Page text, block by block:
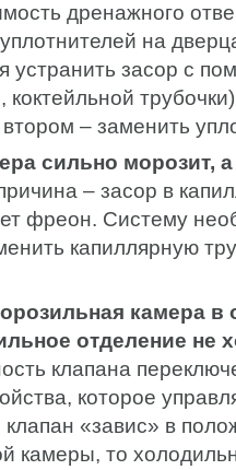
дренажного
на
устранить засор с
– заменить
сильно морозит,
– засор в
фреон. Систему
капиллярную
камера
отделение не
клапана
которое
«завис» в
камеры, то